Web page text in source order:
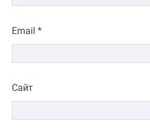
Email *
Сайт